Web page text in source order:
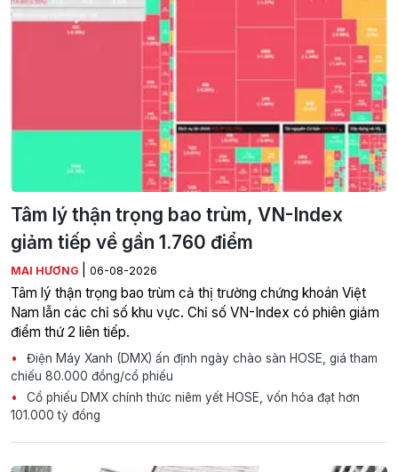
Tâm lý thận trọng bao trùm, VN-Index
giảm tiếp về gần 1.760 điểm
MAI HƯƠNG 06-08-2026
Tâm lý thận trọng bao trùm cả thị trường chứng khoán Việt
Nam lẫn các chỉ số khu vực. Chỉ số VN-Index có phiên giảm
điểm thứ 2 liên tiếp.
Điện Máy Xanh (DMX) ấn định ngày chào sàn HOSE, giá tham
chiếu 80.000 đồng/cổ phiếu
Cổ phiếu DMX chính thức niêm yết HOSE, vốn hóa đạt hơn
101.000 tỷ đồng